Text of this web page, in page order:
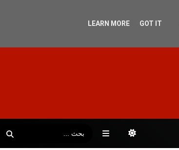
LEARN MORE GOT IT